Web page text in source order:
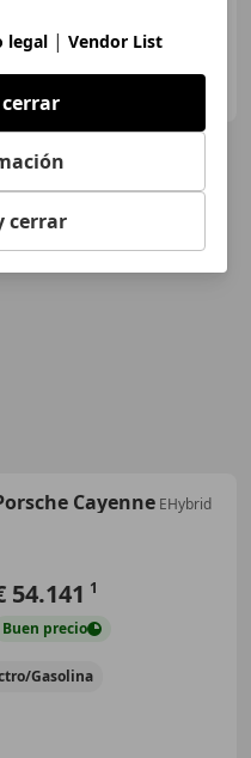
Cayenne EHybrid
54.141 1
Buen precio
Gasolina
legal | Vendor List
cerrar